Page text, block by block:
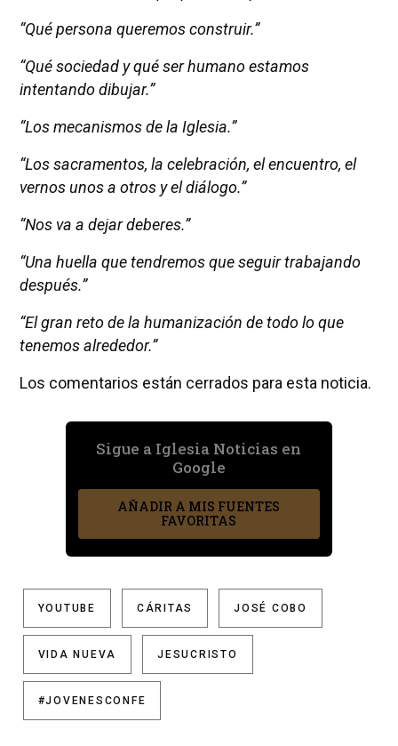
“Qué persona queremos construir.”
“Qué sociedad y qué ser humano estamos
intentando dibujar.”
“Los mecanismos de la Iglesia.”
“Los sacramentos, la celebración, el encuentro, el
vernos unos a otros y el diálogo.”
“Nos va a dejar deberes.”
“Una huella que tendremos que seguir trabajando
después.”
“El gran reto de la humanización de todo lo que
tenemos alrededor.”
Los comentarios están cerrados para esta noticia.
Sigue a Iglesia Noticias en
Google
AÑADIR A MIS FUENTES
FAVORITAS
YOUTUBE CÁRITAS JOSÉ COBO
VIDA NUEVA JESUCRISTO
#JOVENESCONFE